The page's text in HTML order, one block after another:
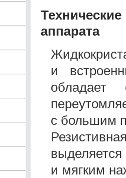
аппарата
и
с большим
и мягким